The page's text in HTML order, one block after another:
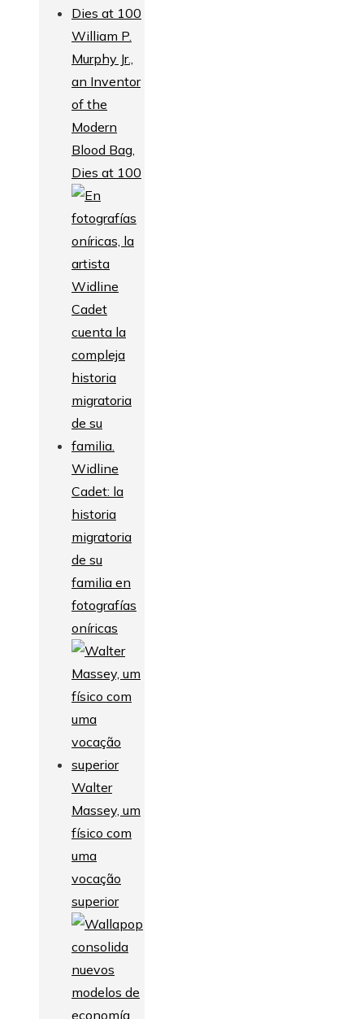
William P.
Murphy Jr.,
an Inventor
of the
Modern
Blood Bag,
Dies at 100
Widline
Cadet: la
historia
migratoria
de su
familia en
fotografías
oníricas
Walter
Massey, um
físico com
uma
vocação
superior